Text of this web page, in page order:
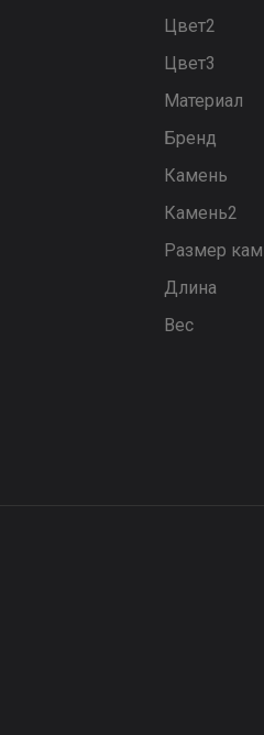
Цвет2
Цвет3
Материал
Бренд
Камень
Камень2
Размер
Длина
Вес